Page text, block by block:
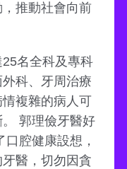
推動社會向前
名全科及專科
科、牙周治療
複雜的病人可
郭理儉牙醫好
腔健康設想，
醫，切勿因貪